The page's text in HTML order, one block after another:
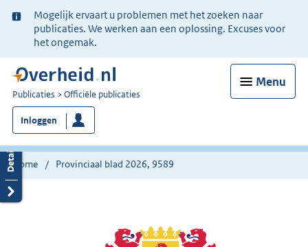
Ter
informatie:
Mogelijk ervaart u problemen met het zoeken naar
publicaties. We werken aan een oplossing. Excuses voor
het ongemak.
Menu
U
bent
nu
hier:
Publicaties Officiële publicaties
Inloggen
Home Provinciaal blad 2026, 9589